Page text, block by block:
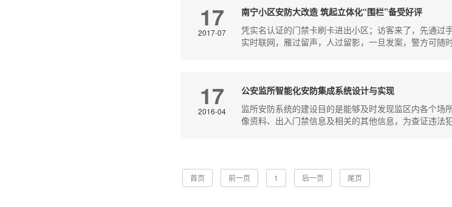
17
2017-07
南宁小区安防大改造 筑起立体化“围栏”备受好评
凭实名认证的门禁卡刷卡进出小区；访客来了，先通过
实时联网，雁过留声，人过留影，一旦发案，警方
17
2016-04
公安监所智能化安防集成系统设计与实现
监所安防系统的建设目的是能够及时发现监区内各个
像资料、出入门禁信息及相关的其他信息，为查证违法
首页 前一页 1 后一页 尾页